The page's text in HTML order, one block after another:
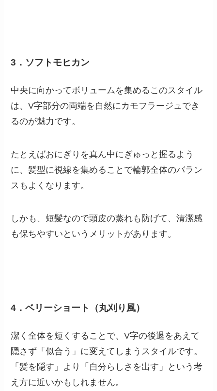
3．ソフトモヒカン
中央に向かってボリュームを集めるこのスタイル
は、V字部分の両端を自然にカモフラージュでき
るのが魅力です。
たとえばおにぎりを真ん中にぎゅっと握るよう
に、髪型に視線を集めることで輪郭全体のバラン
スもよくなります。
しかも、短髪なので頭皮の蒸れも防げて、清潔感
も保ちやすいというメリットがあります。
4．ベリーショート（丸刈り風）
潔く全体を短くすることで、V字の後退をあえて
隠さず「似合う」に変えてしまうスタイルです。
「髪を隠す」より「自分らしさを出す」という考
え方に近いかもしれません。